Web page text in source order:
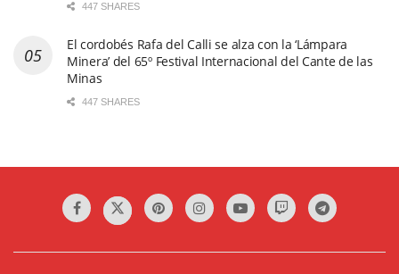
447 SHARES
El cordobés Rafa del Calli se alza con la ‘Lámpara
Minera’ del 65º Festival Internacional del Cante de las
Minas
447 SHARES